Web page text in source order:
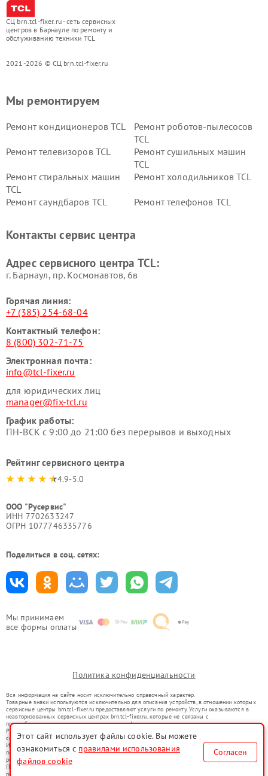
СЦ brn.tcl-fixer.ru - сеть сервисных
центров в Барнауле по ремонту и
обслуживанию техники TCL
2021-2026 © СЦ brn.tcl-fixer.ru
Мы принимаем
все формы оплаты
Мы ремонтируем
Ремонт кондиционеров TCL
Ремонт роботов-пылесосов
TCL
Ремонт телевизоров TCL
Ремонт сушильных машин
TCL
Ремонт стиральных машин
TCL
Ремонт холодильников TCL
Ремонт саундбаров TCL Ремонт телефонов TCL
Контакты сервис центра
Адрес сервисного центра TCL:
г. Барнаул, ​пр. Космонавтов, 6в
Горячая линия:
+7 (385) 254-68-04
Контактный телефон:
8 (800) 302-71-75
Электронная почта:
info@tcl-fixer.ru
для юридических лиц
manager@fix-tcl.ru
График работы:
ПН-ВСК с 9:00 до 21:00 без перерывов и выходных
Рейтинг сервисного центра
4.9-5.0
ООО "Русервис"
ИНН 7702633247
ОГРН 1077746335776
Поделиться в соц. сетях:
Политика конфиденциальности
Вся информация на сайте носит исключительно справочный характер.
Товарные знаки используются исключительно для описания устройств, в отношении которых
сервисные центры brn.tcl-fixer.ru предоставляют услуги по ремонту. Услуги оказываются в
неавторизованных сервисных центрах brn.tcl-fixer.ru, которые не связаны с
правообладателями товарных знаков или их официальными представителями.
Ремонт осуществляется для устройств, уже введенных в гражданский оборот в соответствии
со статьей 1487 ГК РФ.
Использование товарных знаков не преследует цели индивидуализации услуг или введения
потребителей в заблуждение, а служит для информирования о предоставляемых услугах по
ремонту техники указанных брендов.
Представленная на сайте информация не является публичной офертой, определяемой
положениями Статьи 437(2) Гражданского кодекса РФ
Этот сайт использует файлы cookie. Вы можете
ознакомиться с правилами использования
файлов cookie
Согласен